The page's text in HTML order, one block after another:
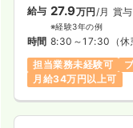
給与 27.9万円 /月 賞
※経験3年の例
時間 8:30～17:30 （
担当業務未経験可
月給34万円以上可